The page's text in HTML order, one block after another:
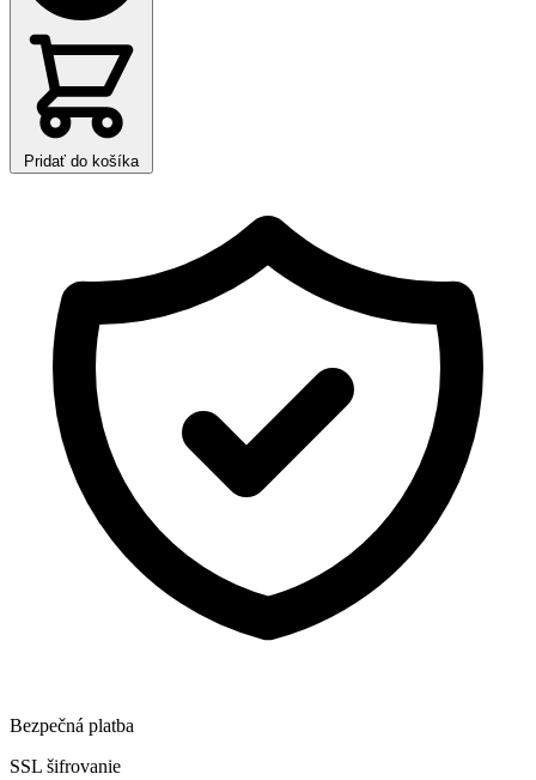
Pridať do košíka
Bezpečná platba
SSL šifrovanie